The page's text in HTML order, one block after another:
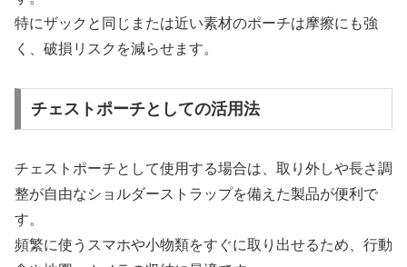
特にザックと同じまたは近い素材のポーチは摩擦にも強
く、破損リスクを減らせます。
チェストポーチとしての活用法
チェストポーチとして使用する場合は、取り外しや長さ調
整が自由なショルダーストラップを備えた製品が便利で
す。
頻繁に使うスマホや小物類をすぐに取り出せるため、行動